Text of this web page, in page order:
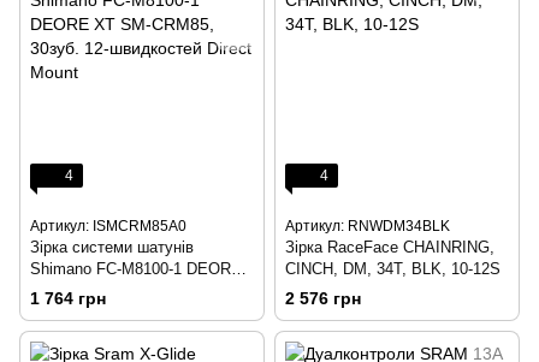
4
Артикул: ISMCRM85A0
Зірка системи шатунів
Shimano FC-M8100-1 DEORE
XT SM-CRM85, 30зуб. 12-
швидкостей Direct Mount
1 764 грн
4
Артикул: RNWDM34BLK
Зірка RaceFace CHAINRING,
CINCH, DM, 34T, BLK, 10-12S
2 576 грн